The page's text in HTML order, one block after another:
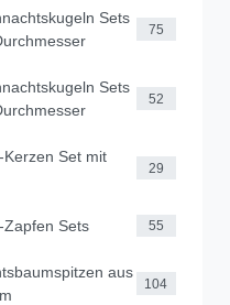
Sets
75
Sets
52
Set mit
29
Sets 55
aus
104